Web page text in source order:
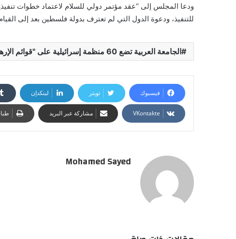
ودعا المجلس إلى “عقد مؤتمر دولي للسلام لاعتماد خطوات
للتنفيذ، ودعوة الدول التي لم تعترف بدولة فلسطين بعد إلى
الجامعة العربية تضع 60 منظمة إسرائيلية على "قوائم الإرهاب"
فيسبوك تويتر لينكدإن
مشاركة عبر البريد
Mohamed Sayed